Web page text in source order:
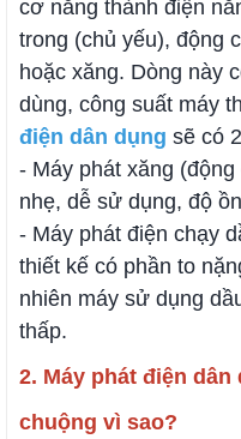
cơ năng thành điện
trong (chủ yếu), động
hoặc xăng. Dòng này
dùng, công suất máy
điện dân dụng sẽ có
- Máy phát xăng
nhẹ, dễ sử dụng, độ
- Máy phát điện chạy
thiết kế có phần to
nhiên máy sử dụng
thấp.
2. Máy phát điện
chuộng vì sao?